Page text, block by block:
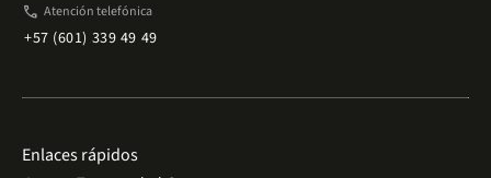
phone Atención telefónica
+57 (601) 339 49 49
Enlaces rápidos